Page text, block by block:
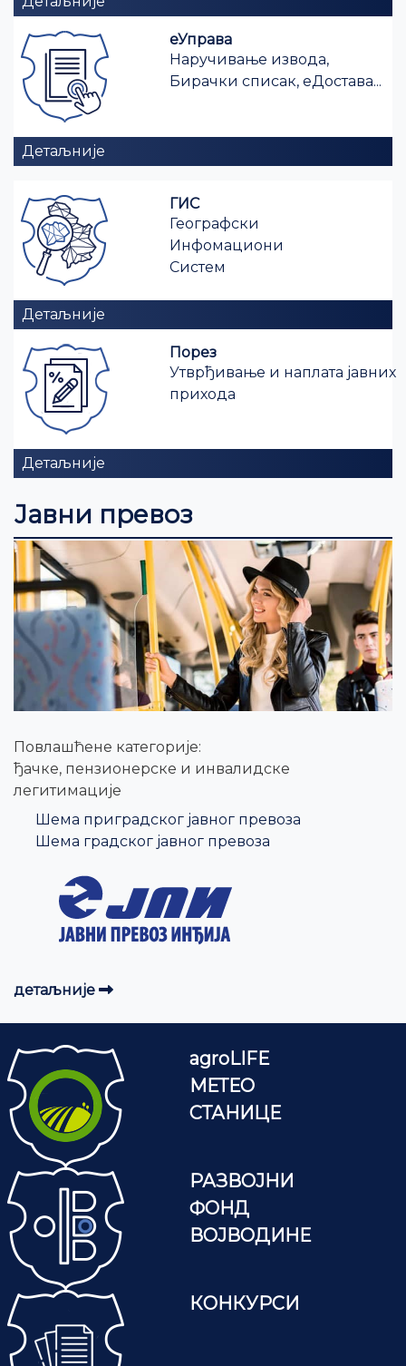
еУправа
Наручивање извода,
Бирачки списак, еДостава...
Детаљније
ГИС
Географски
Инфомациони
Систем
Детаљније
Порез
Утврђивање и наплата јавних
прихода
Детаљније
Јавни превоз
Повлашћене категорије:
ђачке, пензионерске и инвалидске
легитимације
Шема приградског јавног превоза
Шема градског јавног превоза
детаљније
agroLIFE
МЕТЕО
СТАНИЦЕ
РАЗВОЈНИ
ФОНД
ВОЈВОДИНЕ
КОНКУРСИ